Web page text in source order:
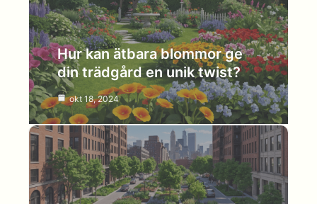
Hur kan ätbara blommor ge
din trädgård en unik twist?
okt 18, 2024